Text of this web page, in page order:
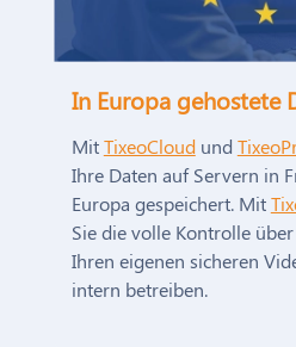
In Europa gehostete
MitTixeoCloudund
Ihre Daten auf Servern in
Europa gespeichert. Mit
Sie die volle Kontrolle
Ihren eigenen sicheren
intern betreiben.